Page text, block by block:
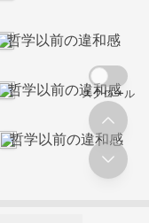
哲学以前の違和感
哲学以前の違和感
哲学以前の違和感
スクロール